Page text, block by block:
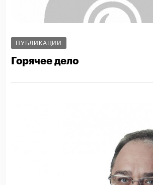
ПУБЛИКАЦИИ
Горячее дело